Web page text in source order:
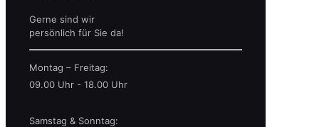
Gerne sind wir
persönlich für Sie da!
Montag – Freitag:
09.00 Uhr - 18.00 Uhr
Samstag & Sonntag: